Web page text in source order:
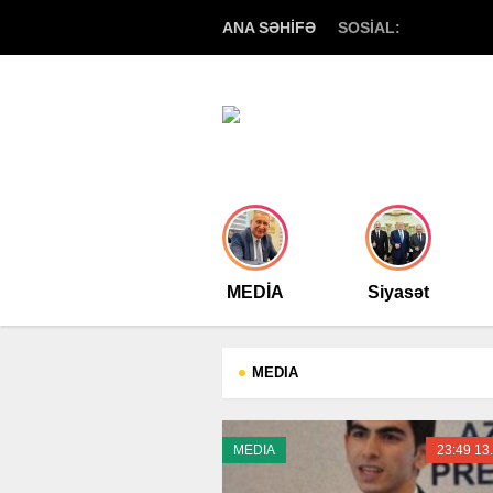
ANA SƏHİFƏ SOSİAL:
MEDİA Siyasət
MEDIA
MEDIA 23:49